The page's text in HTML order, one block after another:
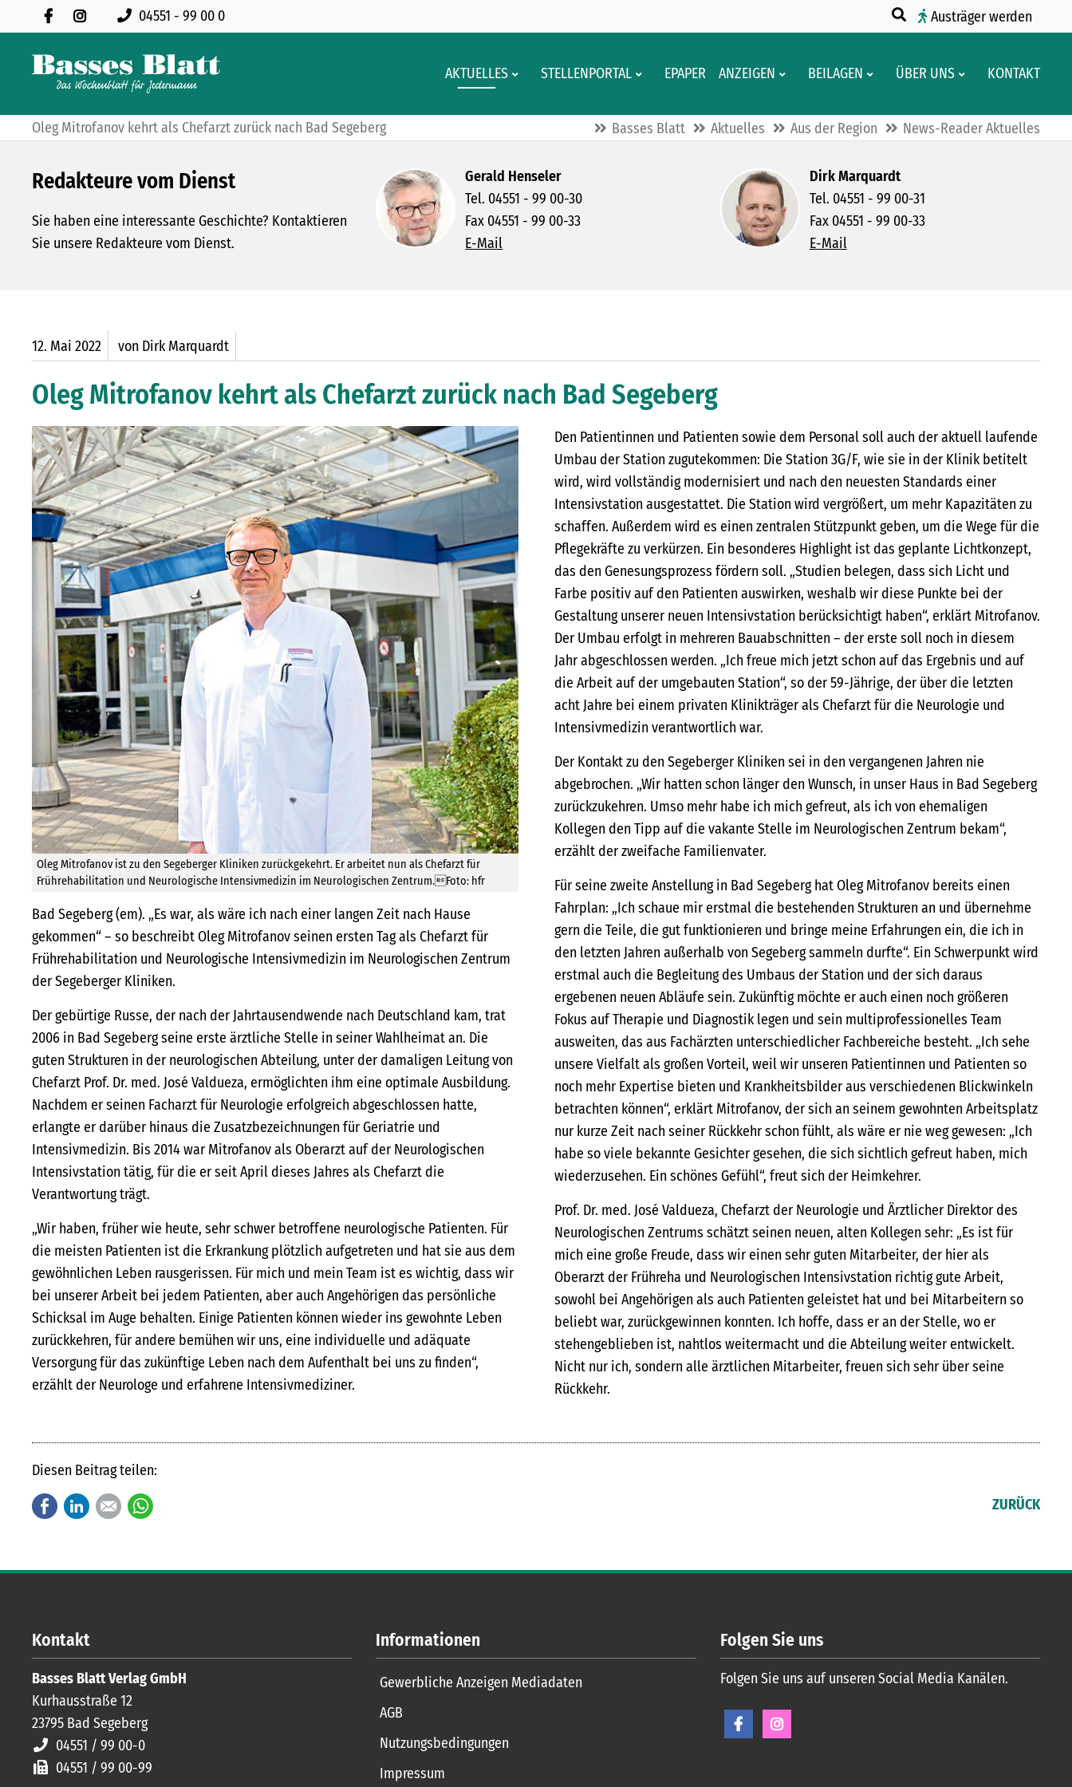
04551 - 99 00 0 Austräger werden
AKTUELLES STELLENPORTAL EPAPER ANZEIGEN BEILAGEN ÜBER UNS KONTAKT
Oleg Mitrofanov kehrt als Chefarzt zurück nach Bad Segeberg Basses Blatt Aktuelles Aus der Region News-Reader Aktuelles
Redakteure vom Dienst
Sie haben eine interessante Geschichte? Kontaktieren
Sie unsere Redakteure vom Dienst.
Gerald Henseler
Tel. 04551 - 99 00-30
Fax 04551 - 99 00-33
E-Mail
Dirk Marquardt
Tel. 04551 - 99 00-31
Fax 04551 - 99 00-33
E-Mail
12. Mai 2022 von Dirk Marquardt
Oleg Mitrofanov kehrt als Chefarzt zurück nach Bad Segeberg
Oleg Mitrofanov ist zu den Segeberger Kliniken zurückgekehrt. Er arbeitet nun als Chefarzt für
Frührehabilitation und Neurologische Intensivmedizin im Neurologischen Zentrum.Foto: hfr
Bad Segeberg (em). „Es war, als wäre ich nach einer langen Zeit nach Hause
gekommen“ – so beschreibt Oleg Mitrofanov seinen ersten Tag als Chefarzt für
Frührehabilitation und Neurologische Intensivmedizin im Neurologischen Zentrum
der Segeberger Kliniken.
Der gebürtige Russe, der nach der Jahrtausendwende nach Deutschland kam, trat
2006 in Bad Segeberg seine erste ärztliche Stelle in seiner Wahlheimat an. Die
guten Strukturen in der neurologischen Abteilung, unter der damaligen Leitung von
Chefarzt Prof. Dr. med. José Valdueza, ermöglichten ihm eine optimale Ausbildung.
Nachdem er seinen Facharzt für Neurologie erfolgreich abgeschlossen hatte,
erlangte er darüber hinaus die Zusatzbezeichnungen für Geriatrie und
Intensivmedizin. Bis 2014 war Mitrofanov als Oberarzt auf der Neurologischen
Intensivstation tätig, für die er seit April dieses Jahres als Chefarzt die
Verantwortung trägt.
„Wir haben, früher wie heute, sehr schwer betroffene neurologische Patienten. Für
die meisten Patienten ist die Erkrankung plötzlich aufgetreten und hat sie aus dem
gewöhnlichen Leben rausgerissen. Für mich und mein Team ist es wichtig, dass wir
bei unserer Arbeit bei jedem Patienten, aber auch Angehörigen das persönliche
Schicksal im Auge behalten. Einige Patienten können wieder ins gewohnte Leben
zurückkehren, für andere bemühen wir uns, eine individuelle und adäquate
Versorgung für das zukünftige Leben nach dem Aufenthalt bei uns zu finden“,
erzählt der Neurologe und erfahrene Intensivmediziner.
Den Patientinnen und Patienten sowie dem Personal soll auch der aktuell laufende
Umbau der Station zugutekommen: Die Station 3G/F, wie sie in der Klinik betitelt
wird, wird vollständig modernisiert und nach den neuesten Standards einer
Intensivstation ausgestattet. Die Station wird vergrößert, um mehr Kapazitäten zu
schaffen. Außerdem wird es einen zentralen Stützpunkt geben, um die Wege für die
Pflegekräfte zu verkürzen. Ein besonderes Highlight ist das geplante Lichtkonzept,
das den Genesungsprozess fördern soll. „Studien belegen, dass sich Licht und
Farbe positiv auf den Patienten auswirken, weshalb wir diese Punkte bei der
Gestaltung unserer neuen Intensivstation berücksichtigt haben“, erklärt Mitrofanov.
Der Umbau erfolgt in mehreren Bauabschnitten – der erste soll noch in diesem
Jahr abgeschlossen werden. „Ich freue mich jetzt schon auf das Ergebnis und auf
die Arbeit auf der umgebauten Station“, so der 59-Jährige, der über die letzten
acht Jahre bei einem privaten Klinikträger als Chefarzt für die Neurologie und
Intensivmedizin verantwortlich war.
Der Kontakt zu den Segeberger Kliniken sei in den vergangenen Jahren nie
abgebrochen. „Wir hatten schon länger den Wunsch, in unser Haus in Bad Segeberg
zurückzukehren. Umso mehr habe ich mich gefreut, als ich von ehemaligen
Kollegen den Tipp auf die vakante Stelle im Neurologischen Zentrum bekam“,
erzählt der zweifache Familienvater.
Für seine zweite Anstellung in Bad Segeberg hat Oleg Mitrofanov bereits einen
Fahrplan: „Ich schaue mir erstmal die bestehenden Strukturen an und übernehme
gern die Teile, die gut funktionieren und bringe meine Erfahrungen ein, die ich in
den letzten Jahren außerhalb von Segeberg sammeln durfte“. Ein Schwerpunkt wird
erstmal auch die Begleitung des Umbaus der Station und der sich daraus
ergebenen neuen Abläufe sein. Zukünftig möchte er auch einen noch größeren
Fokus auf Therapie und Diagnostik legen und sein multiprofessionelles Team
ausweiten, das aus Fachärzten unterschiedlicher Fachbereiche besteht. „Ich sehe
unsere Vielfalt als großen Vorteil, weil wir unseren Patientinnen und Patienten so
noch mehr Expertise bieten und Krankheitsbilder aus verschiedenen Blickwinkeln
betrachten können“, erklärt Mitrofanov, der sich an seinem gewohnten Arbeitsplatz
nur kurze Zeit nach seiner Rückkehr schon fühlt, als wäre er nie weg gewesen: „Ich
habe so viele bekannte Gesichter gesehen, die sich sichtlich gefreut haben, mich
wiederzusehen. Ein schönes Gefühl“, freut sich der Heimkehrer.
Prof. Dr. med. José Valdueza, Chefarzt der Neurologie und Ärztlicher Direktor des
Neurologischen Zentrums schätzt seinen neuen, alten Kollegen sehr: „Es ist für
mich eine große Freude, dass wir einen sehr guten Mitarbeiter, der hier als
Oberarzt der Frühreha und Neurologischen Intensivstation richtig gute Arbeit,
sowohl bei Angehörigen als auch Patienten geleistet hat und bei Mitarbeitern so
beliebt war, zurückgewinnen konnten. Ich hoffe, dass er an der Stelle, wo er
stehengeblieben ist, nahtlos weitermacht und die Abteilung weiter entwickelt.
Nicht nur ich, sondern alle ärztlichen Mitarbeiter, freuen sich sehr über seine
Rückkehr.
Diesen Beitrag teilen:
FacebookLinkedInE-mail ZURÜCK
Kontakt
Basses Blatt Verlag GmbH
Kurhausstraße 12
23795 Bad Segeberg
04551 / 99 00-0
04551 / 99 00-99
Informationen
Gewerbliche Anzeigen Mediadaten
AGB
Nutzungsbedingungen
Impressum
Folgen Sie uns
Folgen Sie uns auf unseren Social Media Kanälen.